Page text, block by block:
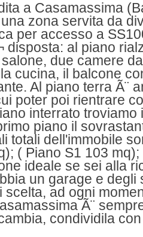
a Casamassima
zona servita da
per accesso a
disposta: al piano
due camere
cucina, il balcone
Al piano terra Ã¨
poter poi rientrare
interrato
piano il
totali dell'immobile
( Piano S1 103
ideale se sei alla
un garage e degli
scelta, ad ogni
Ã¨
condividila